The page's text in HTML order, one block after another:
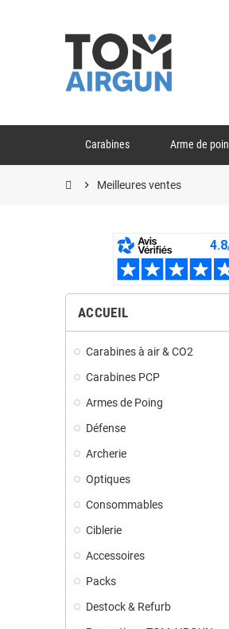
Carabines Arme de
chevron_right Meilleures ventes
ACCUEIL
Carabines à air & CO2
Carabines PCP
Armes de Poing
Défense
Archerie
Optiques
Consommables
Ciblerie
Accessoires
Packs
Destock & Refurb